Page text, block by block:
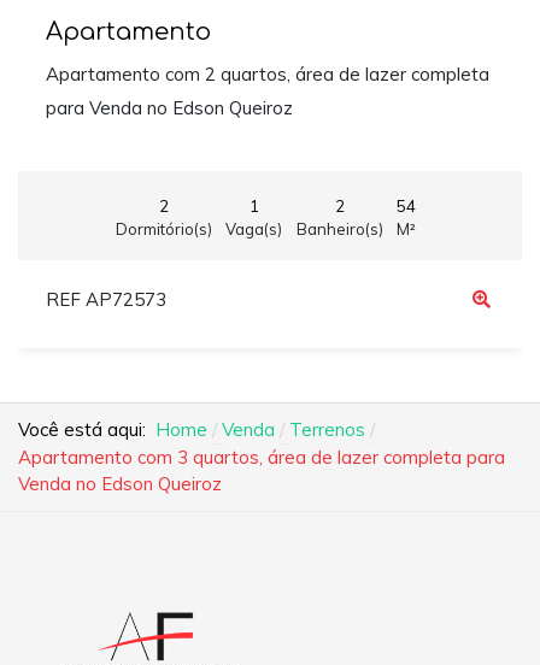
Apartamento
Apartamento com 2 quartos, área de lazer completa
para Venda no Edson Queiroz
2
Dormitório(s)
1
Vaga(s)
2
Banheiro(s)
54
M²
REF AP72573
Você está aqui: Home Venda
Terrenos
Apartamento com 3 quartos, área de lazer completa para
Venda no Edson Queiroz